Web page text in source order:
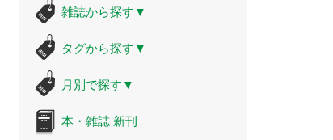
雑誌から探す ▼
タグから探す ▼
月別で探す ▼
本・雑誌 新刊